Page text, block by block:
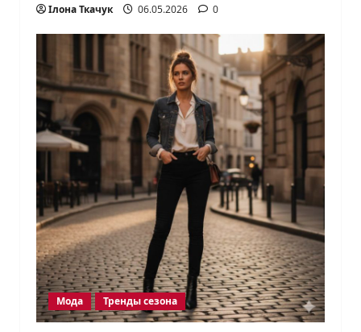
Ілона Ткачук 06.05.2026 0
Мода Тренды сезона